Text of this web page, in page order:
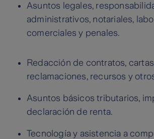
Asuntos legales,
administrativos, notariales,
comerciales y penales.
Redacción de contratos,
reclamaciones, recursos y
Asuntos básicos tributarios,
declaración de renta.
Tecnología y asistencia a